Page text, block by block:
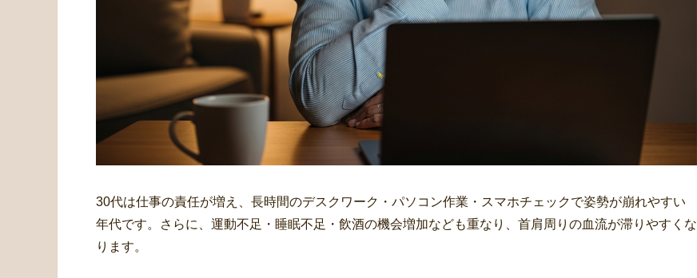
30代は仕事の責任が増え、長時間のデスクワーク・パソコン作業・スマホチェックで姿勢が崩れやすい
年代です。さらに、運動不足・睡眠不足・飲酒の機会増加なども重なり、首肩周りの血流が滞りやすくな
ります。